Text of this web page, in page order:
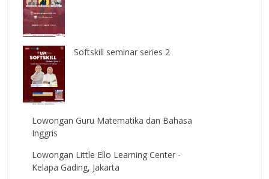
Softskill seminar series 2
Lowongan Guru Matematika dan Bahasa
Inggris
Lowongan Little Ello Learning Center -
Kelapa Gading, Jakarta